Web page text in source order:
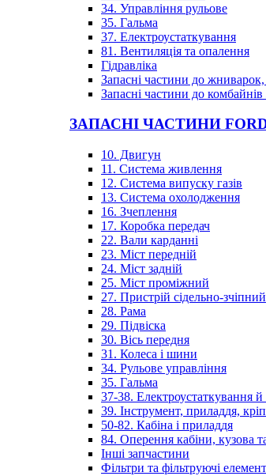
34. Управління рульове
35. Гальма
37. Електроустаткування
81. Вентиляція та опалення
Гідравліка
Запасні частини до жниварок,
Запасні частини до
ЗАПАСНІ ЧАСТИНИ FORD
10. Двигун
11. Система живлення
12. Система випуску газів
13. Система охолодження
16. Зчеплення
17. Коробка передач
22. Вали карданні
23. Міст передній
24. Міст задній
25. Міст проміжний
27. Пристрій сідельно-зчіпний
28. Рама
29. Підвіска
30. Вісь передня
31. Колеса і шини
34. Рульове управління
35. Гальма
37-38. Електроустаткування
39. Інструмент, приладдя,
50-82. Кабіна і приладдя
84. Оперення кабіни, кузова
Інші запчастини
Фільтри та фільтруючі